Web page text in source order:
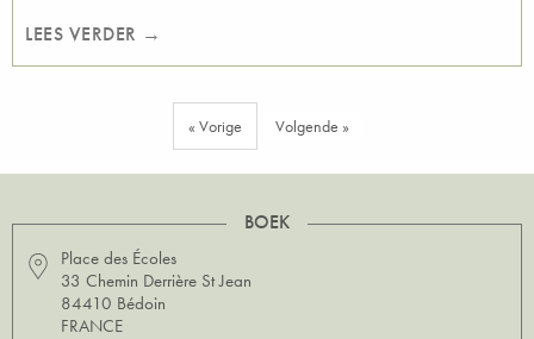
LEES VERDER →
« Vorige Volgende »
BOEK
Place des Écoles
33 Chemin Derrière St Jean
84410 Bédoin
FRANCE